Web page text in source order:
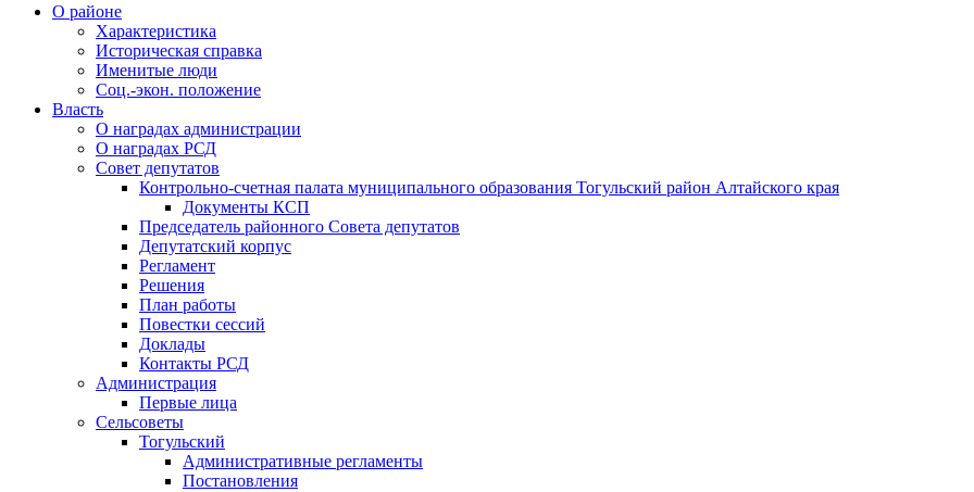
О районе
Характеристика
Историческая справка
Именитые люди
Соц.-экон. положение
Власть
О наградах администрации
О наградах РСД
Совет депутатов
Контрольно-счетная палата муниципального образования Тогульский район Алтайского края
Документы КСП
Председатель районного Совета депутатов
Депутатский корпус
Регламент
Решения
План работы
Повестки сессий
Доклады
Контакты РСД
Администрация
Первые лица
Сельсоветы
Тогульский
Административные регламенты
Постановления